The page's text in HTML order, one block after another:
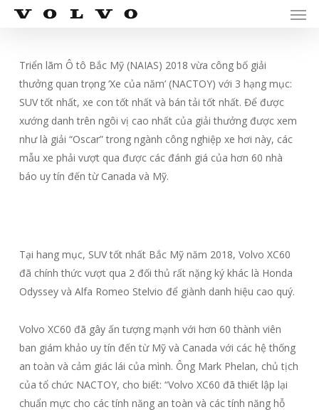
Skip
contentTriển lãm Ô tô Bắc Mỹ (NAIAS) 2018 vừa công bố giải
thưởng quan trọng ‘Xe của năm’ (NACTOY) với 3 hạng mục:
SUV tốt nhất, xe con tốt nhất và bán tải tốt nhất. Để được
xướng danh trên ngôi vị cao nhất của giải thưởng được xem
như là giải “Oscar” trong ngành công nghiệp xe hơi này, các
mẫu xe phải vượt qua được các đánh giá của hơn 60 nhà
báo uy tín đến từ Canada và Mỹ.
Tại hang mục, SUV tốt nhất Bắc Mỹ năm 2018, Volvo XC60
đã chính thức vượt qua 2 đối thủ rất nặng ký khác là Honda
Odyssey và Alfa Romeo Stelvio để giành danh hiệu cao quý.
Volvo XC60 đã gây ấn tượng mạnh với hơn 60 thành viên
ban giám khảo uy tín đến từ Mỹ và Canada với các hệ thống
an toàn và cảm giác lái của mình. Ông Mark Phelan, chủ tịch
của tổ chức NACTOY, cho biết: “Volvo XC60 đã thiết lập lại
chuẩn mực cho các tính năng an toàn và các tính năng hỗ
Menu